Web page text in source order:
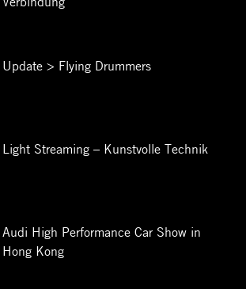
Update > Flying Drummers
Light Streaming – Kunstvolle Technik
Audi High Performance Car Show in
Hong Kong